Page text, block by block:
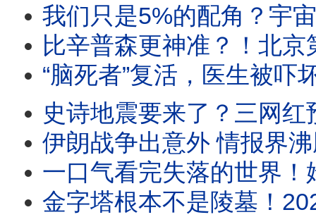
我们只是5%的配角？宇宙中最大、最恐怖的隐形力量
比辛普森更神准？！北京第一高楼遭神秘撞
“脑死者”复活，医生被吓坏了
史诗地震要来了？三网红预言家
伊朗战争出意外 情报界沸腾！美F15战机飞行
一口气看完失落的世界！姆大陆、小矮人世界、索
金字塔根本不是陵墓！2025雷达最新发现：它